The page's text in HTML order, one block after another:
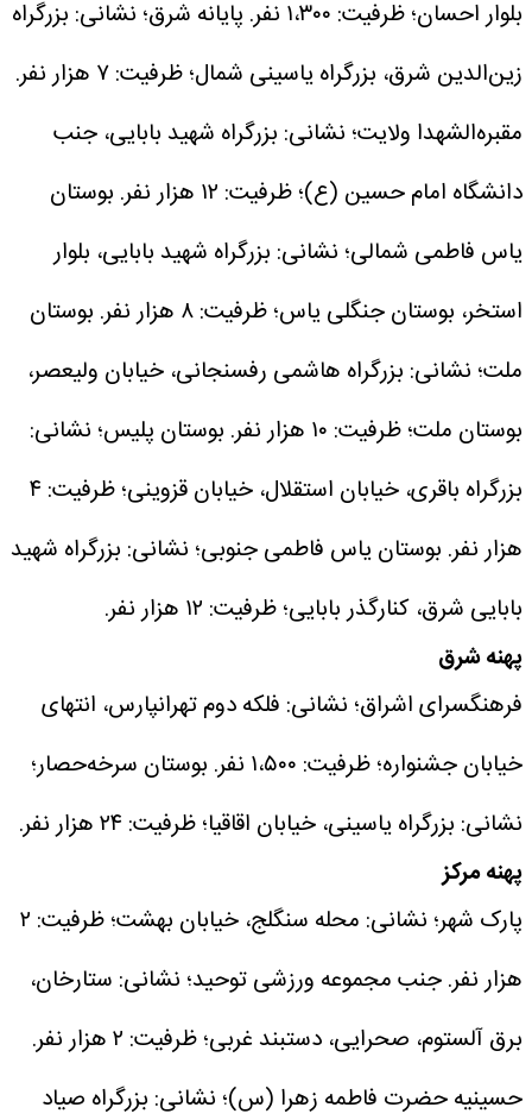
بلوار احسان؛ ظرفیت: ۱،۳۰۰ نفر.
پایانه شرق؛ نشانی: بزرگراه
زین‌الدین شرق، بزرگراه یاسینی شمال؛ ظرفیت: ۷ هزار نفر.
مقبره‌الشهدا ولایت؛ نشانی: بزرگراه شهید بابایی، جنب
دانشگاه امام حسین (ع)؛ ظرفیت: ۱۲ هزار نفر.
بوستان
یاس فاطمی شمالی؛ نشانی: بزرگراه شهید بابایی، بلوار
استخر، بوستان جنگلی یاس؛ ظرفیت: ۸ هزار نفر.
بوستان
ملت؛ نشانی: بزرگراه هاشمی رفسنجانی، خیابان ولیعصر،
بوستان ملت؛ ظرفیت: ۱۰ هزار نفر.
بوستان پلیس؛ نشانی:
بزرگراه باقری، خیابان استقلال، خیابان قزوینی؛ ظرفیت: ۴
هزار نفر. بوستان یاس فاطمی جنوبی؛ نشانی: بزرگراه شهید
بابایی شرق، کنارگذر بابایی؛ ظرفیت: ۱۲ هزار نفر.
پهنه شرق
فرهنگسرای اشراق؛ نشانی: فلکه دوم تهرانپارس، انتهای
خیابان جشنواره؛ ظرفیت: ۱،۵۰۰ نفر.
بوستان سرخه‌حصار؛
نشانی: بزرگراه یاسینی، خیابان اقاقیا؛ ظرفیت: ۲۴ هزار نفر.
پهنه مرکز
پارک شهر؛ نشانی: محله سنگلج، خیابان بهشت؛ ظرفیت: ۲
هزار نفر.جنب مجموعه ورزشی توحید؛ نشانی: ستارخان،
برق آلستوم، صحرایی، دستبند غربی؛ ظرفیت: ۲ هزار نفر.
حسینیه حضرت فاطمه زهرا (س)؛ نشانی: بزرگراه صیاد